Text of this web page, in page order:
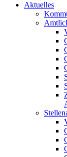
Aktuelles